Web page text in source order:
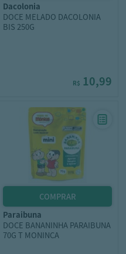
dacolonia
DOCE MELADO DACOLONIA
BIS 250G
R$ 10,99
paraibuna
DOCE BANANINHA PARAIBUNA
70G T MONINCA